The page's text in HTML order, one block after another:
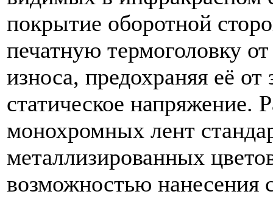
покрытие оборотной
печатную термоголовку
износа, предохраняя её
статическое напряжение.
монохромных лент
металлизированных
возможностью нанесения